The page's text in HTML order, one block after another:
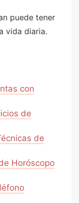
puede tener
vida diaria.
con
de
de
Horóscopo